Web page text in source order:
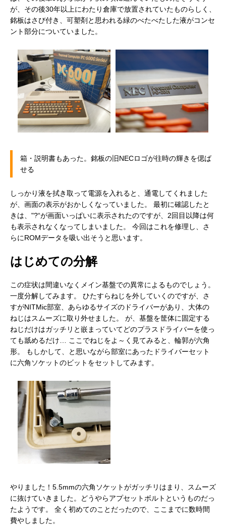
が、その後30年以上にわたり倉庫で放置されていたものらしく、
銘板はさび付き、可塑剤と思われる緑のべたべたした液がコンセ
ント部分についていました。
PC-6001本体 本体の銘板
箱・説明書もあった。銘板の旧NECロゴが往時の輝きを偲ば
せる
しっかり液を拭き取って電源を入れると、通電してくれました
が、画面の表示がおかしくなっていました。 最初に確認したと
きは、"?“が画面いっぱいに表示されたのですが、2回目以降は何
も表示されなくなってしまいました。 今回はこれを修理し、さ
らにROMデータを吸い出そうと思います。
はじめての分解
この症状は間違いなくメイン基盤での異常によるものでしょう。
一度分解してみます。 ひたすらねじを外していくのですが、さ
すがNITMic部室、あらゆるサイズのドライバーがあり、大体の
ねじはスムーズに取り外せました。 が、基盤を筐体に固定する
ねじだけはガッチリと嵌まっていてどのプラスドライバーを使っ
ても舐めるだけ… ここでねじをよ～く見てみると、輪郭が六角
形。 もしかして、と思いながら部室にあったドライバーセット
に六角ソケットのビットをセットしてみます。
やりました！5.5mmの六角ソケットがガッチリはまり、スムーズ
に抜けていきました。どうやらアプセットボルトというものだっ
たようです。 全く初めてのことだったので、ここまでに数時間
費やしました。